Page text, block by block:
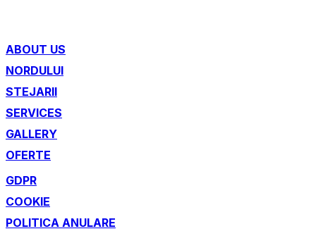
ABOUT US
NORDULUI
STEJARII
SERVICES
GALLERY
OFERTE
GDPR
COOKIE
POLITICA ANULARE